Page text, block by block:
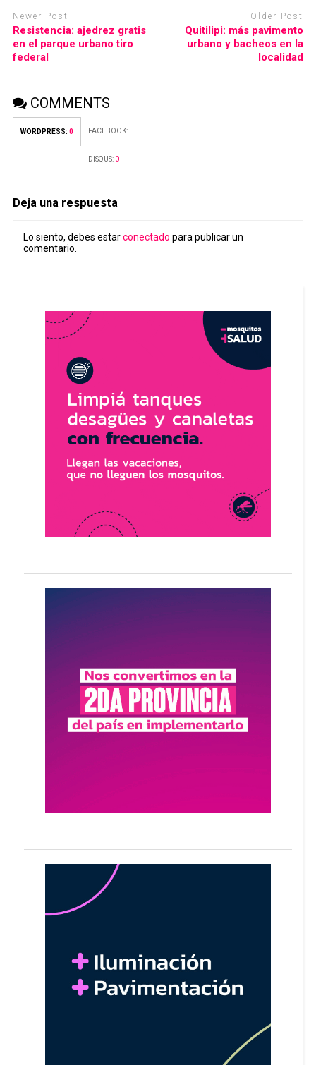
Newer Post
Resistencia: ajedrez gratis
en el parque urbano tiro
federal
Older Post
Quitilipi: más pavimento
urbano y bacheos en la
localidad
COMMENTS
WORDPRESS: 0 FACEBOOK:
DISQUS: 0
Deja una respuesta
Lo siento, debes estarconectado para publicar un
comentario.